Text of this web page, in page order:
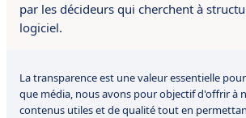
par les décideurs qui cherchent à
logiciel.
La transparence est une valeur essentielle
que média, nous avons pour objectif d'offrir à
contenus utiles et de qualité tout en